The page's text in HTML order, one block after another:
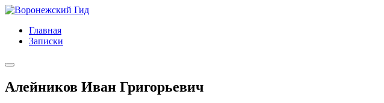
Главная
Записки
Алейников Иван Григорьевич